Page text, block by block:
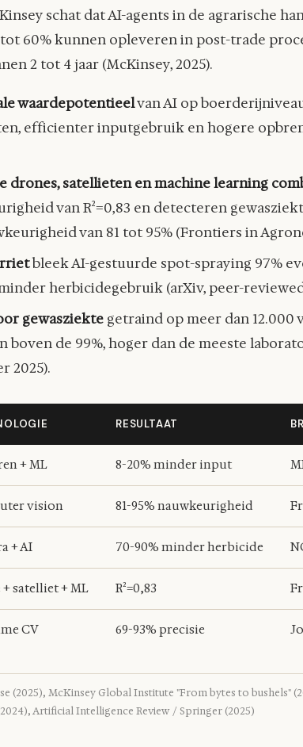
schat dat AI-agents in de agrarische
60% kunnen opleveren in post-trade
2 tot 4 jaar (McKinsey, 2025).
waardepotentieelvan AI op
efficienter inputgebruik en hogere
drones, satellieten en machine learning
van R²=0,83 en detecteren
van 81 tot 95% (Frontiers in
bleek AI-gestuurde spot-spraying 97%
herbicidegebruik (arXiv, peer-
gewasziekte getraind op meer dan 12.000
boven de 99%, hoger dan de meeste
2025).
RESULTAAT
+ ML 8-20% minder input
vision 81-95% nauwkeurigheid
+ AI 70-90% minder herbicide
satelliet + ML R²=0,83
CV 69-93% precisie
(2025), McKinsey Global Institute "From bytes to bushels"
Artificial Intelligence Review / Springer (2025)